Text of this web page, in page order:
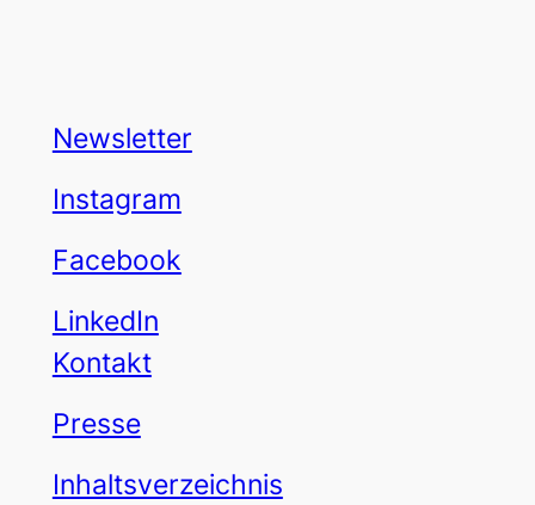
Newsletter
Instagram
Facebook
LinkedIn
Kontakt
Presse
Inhaltsverzeichnis